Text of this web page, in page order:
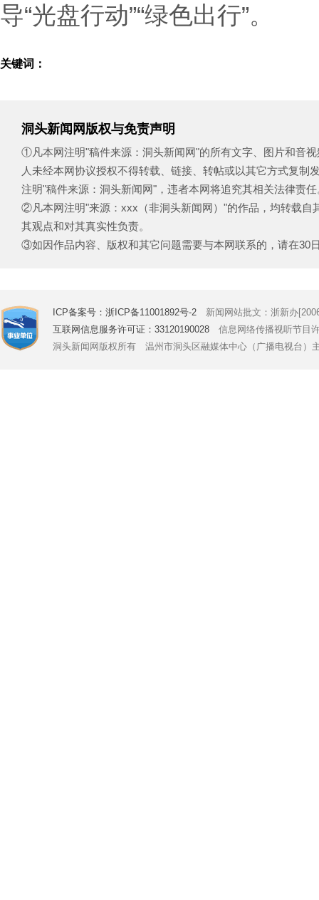
导“光盘行动”“绿色出行”。
关键词：
洞头新闻网版权与免责声明
①凡本网注明"稿件来源：洞头新闻网"的所有文字、图片和音
人未经本网协议授权不得转载、链接、转帖或以其它方式复
注明"稿件来源：洞头新闻网"，违者本网将追究其相关法律责任
②凡本网注明"来源：xxx（非洞头新闻网）"的作品，均转载自
其观点和对其真实性负责。
③如因作品内容、版权和其它问题需要与本网联系的，请在30
ICP备案号：浙ICP备11001892号-2 新闻网站批文：浙新办
互联网信息服务许可证：33120190028 信息网络传播视听节目
洞头新闻网版权所有 温州市洞头区融媒体中心（广播电视台）